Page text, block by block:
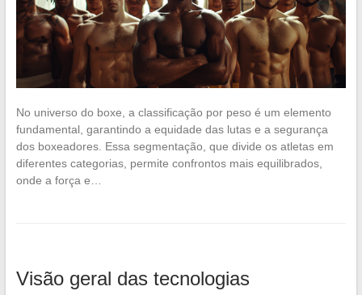
No universo do boxe, a classificação por peso é um elemento
fundamental, garantindo a equidade das lutas e a segurança
dos boxeadores. Essa segmentação, que divide os atletas em
diferentes categorias, permite confrontos mais equilibrados,
onde a força e…
Visão geral das tecnologias